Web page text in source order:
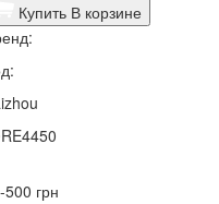
Купить В корзине
-500 грн